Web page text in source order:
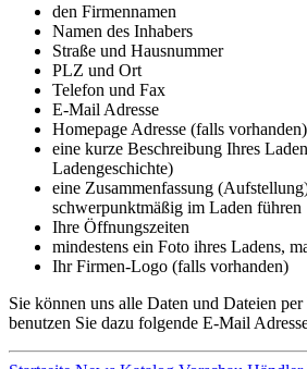
den Firmennamen
Namen des Inhabers
Straße und Hausnummer
PLZ und Ort
Telefon und Fax
E-Mail Adresse
Homepage Adresse (falls vorhanden)
eine kurze Beschreibung Ihres
Ladengeschichte)
eine Zusammenfassung
schwerpunktmäßig im Laden führen
Ihre Öffnungszeiten
mindestens ein Foto ihres Ladens,
Ihr Firmen-Logo (falls vorhanden)
Sie können uns alle Daten und Dateien
benutzen Sie dazu folgende E-Mail